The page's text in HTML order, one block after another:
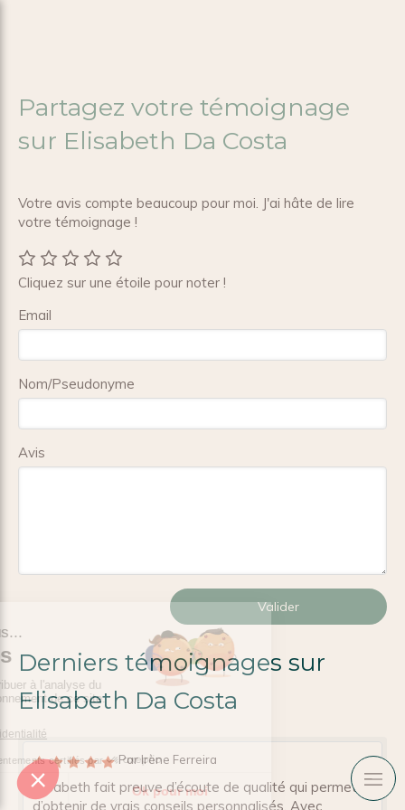
Partagez votre témoignage
sur Elisabeth Da Costa
Votre avis compte beaucoup pour moi. J'ai hâte de lire
votre témoignage !
Cliquez sur une étoile pour noter !
Email
Nom/Pseudonyme
Avis
Valider
Derniers témoignages sur
Elisabeth Da Costa
Par Irène Ferreira
Elisabeth fait preuve d’écoute de qualité qui permet
d’obtenir de vrais conseils personnalisés. Avec